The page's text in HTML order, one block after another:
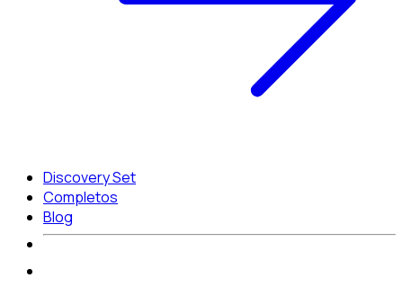
Discovery Set
Completos
Blog